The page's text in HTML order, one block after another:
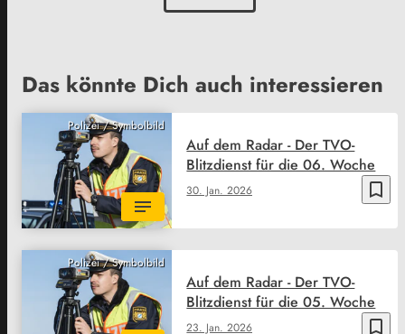
Das könnte Dich auch interessieren
Polizei / Symbolbild
bookmark_border
30. Jan. 2026
Auf dem Radar - Der TVO-
Blitzdienst für die 06. Woche
Polizei / Symbolbild
bookmark_border
23. Jan. 2026
Auf dem Radar - Der TVO-
Blitzdienst für die 05. Woche